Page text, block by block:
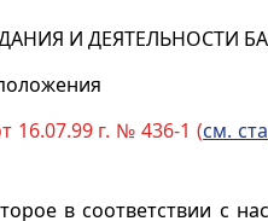
И ДЕЯТЕЛЬНОСТИ
16.07.99 г. № 436-1 (см.
в соответствии с